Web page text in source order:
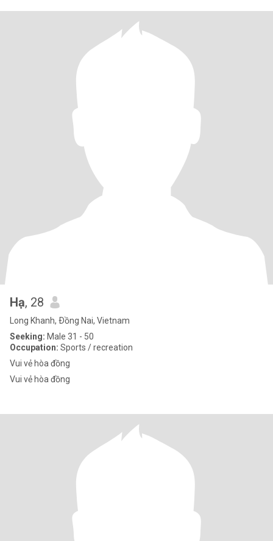
Hạ, 28
Long Khanh, Ðồng Nai, Vietnam
Seeking: Male 31 - 50
Occupation: Sports / recreation
Vui vẻ hòa đồng
Vui vẻ hòa đồng